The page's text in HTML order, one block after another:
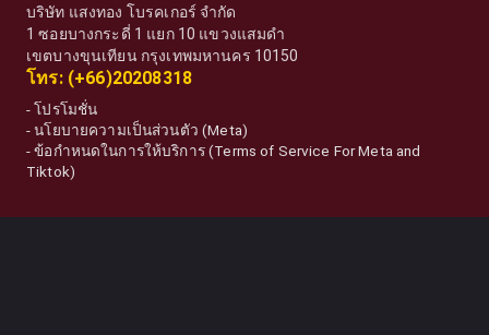
บริษัท แสงทอง โบรคเกอร์ จำกัด
1 ซอยบางกระดี่ 1 แยก 10 แขวงแสมดำ
เขตบางขุนเทียน กรุงเทพมหานคร 10150
โทร: (+66)20208318
-โปรโมชั่น
-นโยบายความเป็นส่วนตัว (Meta)
-ข้อกำหนดในการให้บริการ (Terms of Service For Meta and
Tiktok)